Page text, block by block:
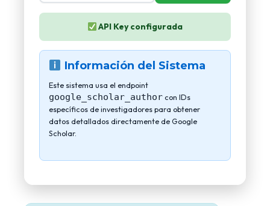
API Key configurada
Información del Sistema
Este sistema usa el endpoint
google_scholar_author con IDs
específicos de investigadores para obtener
datos detallados directamente de Google
Scholar.